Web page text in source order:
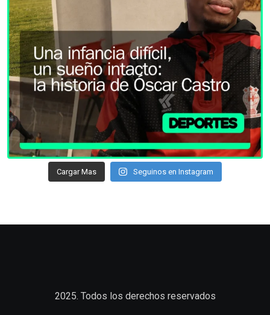
Cargar Mas Seguinos en Instagram
2025. Todos los derechos reservados